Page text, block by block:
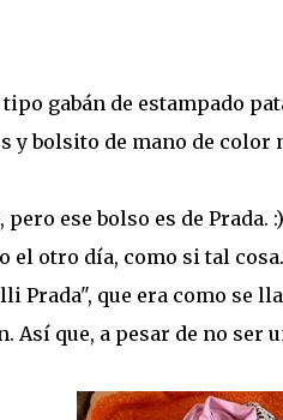
tipo gabán de estampado
y bolsito de mano de color
ese bolso es de
el otro día, como si tal
Prada", que era como se
Así que, a pesar de no ser